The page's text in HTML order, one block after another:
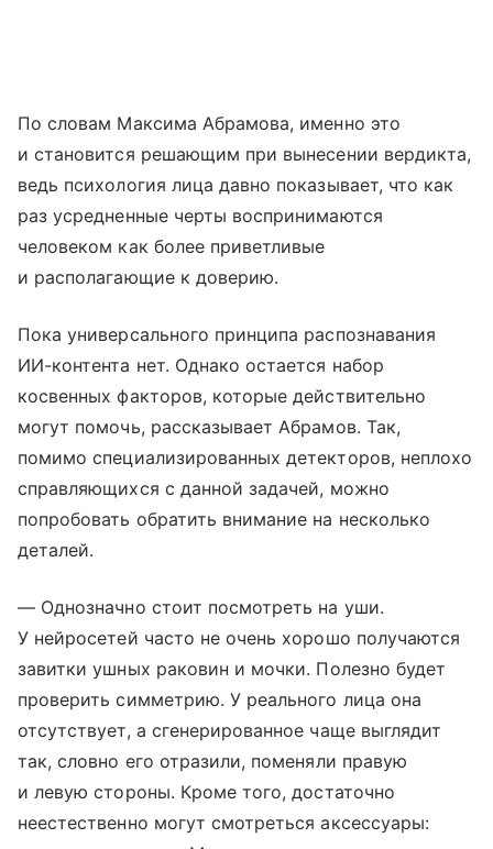
По словам Максима Абрамова, именно это
и становится решающим при вынесении вердикта,
ведь психология лица давно показывает, что как
раз усредненные черты воспринимаются
человеком как более приветливые
и располагающие к доверию.
Пока универсального принципа распознавания
ИИ-контента нет. Однако остается набор
косвенных факторов, которые действительно
могут помочь, рассказывает Абрамов. Так,
помимо специализированных детекторов, неплохо
справляющихся с данной задачей, можно
попробовать обратить внимание на несколько
деталей.
— Однозначно стоит посмотреть на уши.
У нейросетей часто не очень хорошо получаются
завитки ушных раковин и мочки. Полезно будет
проверить симметрию. У реального лица она
отсутствует, а сгенерированное чаще выглядит
так, словно его отразили, поменяли правую
и левую стороны. Кроме того, достаточно
неестественно могут смотреться аксессуары: